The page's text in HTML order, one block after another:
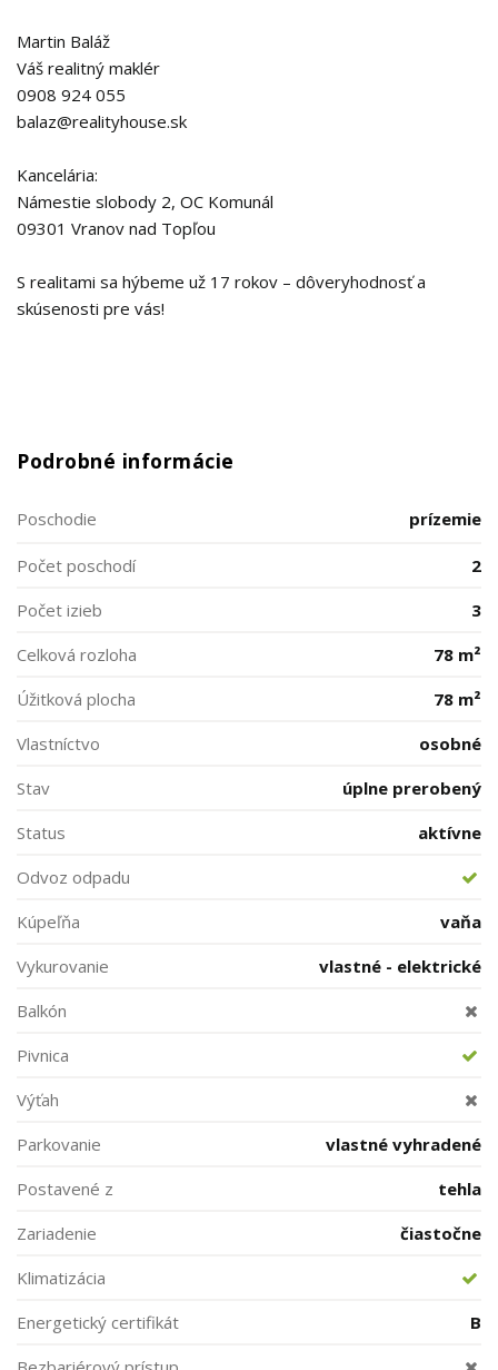
Martin Baláž
Váš realitný maklér
0908 924 055
balaz@realityhouse.sk
Kancelária:
Námestie slobody 2, OC Komunál
09301 Vranov nad Topľou
S realitami sa hýbeme už 17 rokov – dôveryhodnosť a
skúsenosti pre vás!
Podrobné informácie
Poschodie prízemie
Počet poschodí
2
Počet izieb
3
Celková rozloha
78 m²
Úžitková plocha
78 m²
Vlastníctvo
osobné
Stav
úplne prerobený
Status
aktívne
Odvoz odpadu
Kúpeľňa
vaňa
Vykurovanie
vlastné - elektrické
Balkón
Pivnica
Výťah
Parkovanie
vlastné vyhradené
Postavené z
tehla
Zariadenie
čiastočne
Klimatizácia
Energetický certifikát
B